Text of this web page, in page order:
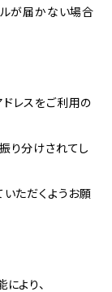
ルが届かない場合
レスをご利用の
り分けされてし
ただくようお願
より、